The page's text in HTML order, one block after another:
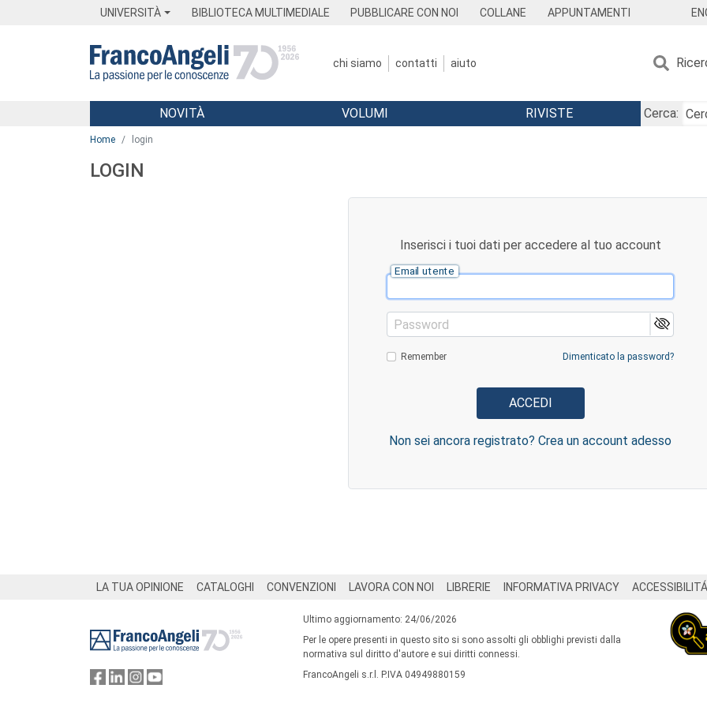
UNIVERSITÀ BIBLIOTECA MULTIMEDIALE PUBBLICARE CON NOI COLLANE APPUNTAMENTI
chi siamo contatti aiuto
Menu
NOVITÀ VOLUMI RIVISTE
Cerca:
Home login
LOGIN
Inserisci i tuoi dati per accedere al tuo account
Email utente
Password
Remember Dimenticato la password?
Non sei ancora registrato? Crea un account adesso
LA TUA OPINIONE CATALOGHI CONVENZIONI LAVORA CON NOI LIBRERIE INFORMATIVA PRIVACY ACCESSIBILITÁ
Ultimo aggiornamento: 24/06/2026
Per le opere presenti in questo sito si sono assolti gli obblighi previsti dalla
normativa sul diritto d'autore e sui diritti connessi.
FrancoAngeli s.r.l. P.IVA 04949880159